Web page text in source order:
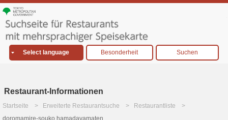
Select language Besonderheit Suchen
Restaurant-Informationen
Startseite Erweiterte Restaurantsuche
Restaurantliste